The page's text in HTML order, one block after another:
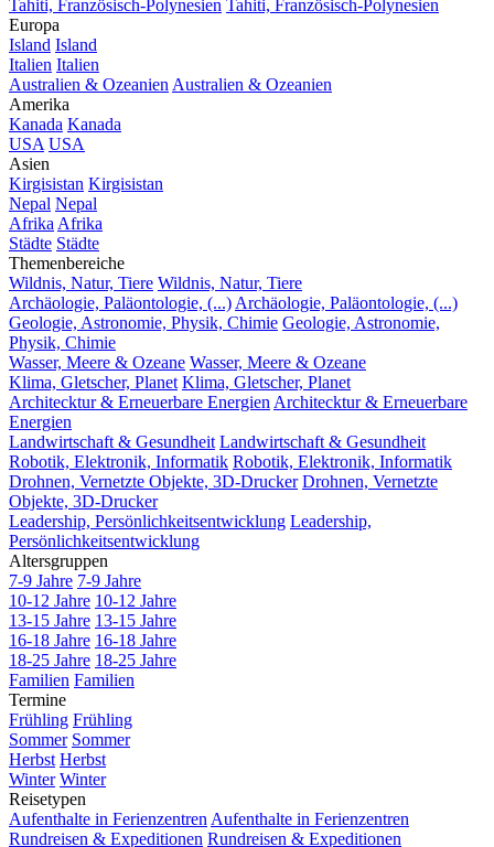
Tahiti, Französisch-Polynesien Tahiti, Französisch-Polynesien
Europa
Island Island
Italien Italien
Australien & Ozeanien Australien & Ozeanien
Amerika
Kanada Kanada
USA USA
Asien
Kirgisistan Kirgisistan
Nepal Nepal
Afrika Afrika
Städte Städte
Themenbereiche
Wildnis, Natur, Tiere Wildnis, Natur, Tiere
Archäologie, Paläontologie, (...) Archäologie, Paläontologie, (...)
Geologie, Astronomie, Physik, Chimie Geologie, Astronomie,
Physik, Chimie
Wasser, Meere & Ozeane Wasser, Meere & Ozeane
Klima, Gletscher, Planet Klima, Gletscher, Planet
Architecktur & Erneuerbare Energien Architecktur & Erneuerbare
Energien
Landwirtschaft & Gesundheit Landwirtschaft & Gesundheit
Robotik, Elektronik, Informatik Robotik, Elektronik, Informatik
Drohnen, Vernetzte Objekte, 3D-Drucker Drohnen, Vernetzte
Objekte, 3D-Drucker
Leadership, Persönlichkeitsentwicklung Leadership,
Persönlichkeitsentwicklung
Altersgruppen
7-9 Jahre 7-9 Jahre
10-12 Jahre 10-12 Jahre
13-15 Jahre 13-15 Jahre
16-18 Jahre 16-18 Jahre
18-25 Jahre 18-25 Jahre
Familien Familien
Termine
Frühling Frühling
Sommer Sommer
Herbst Herbst
Winter Winter
Reisetypen
Aufenthalte in Ferienzentren Aufenthalte in Ferienzentren
Rundreisen & Expeditionen Rundreisen & Expeditionen